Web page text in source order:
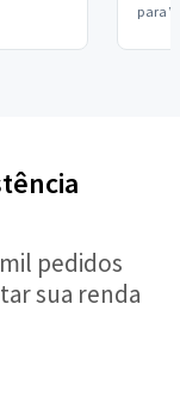
para
pedidos
sua renda